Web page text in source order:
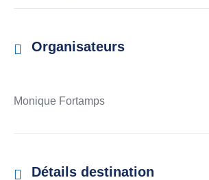
Organisateurs
Monique Fortamps
Détails destination